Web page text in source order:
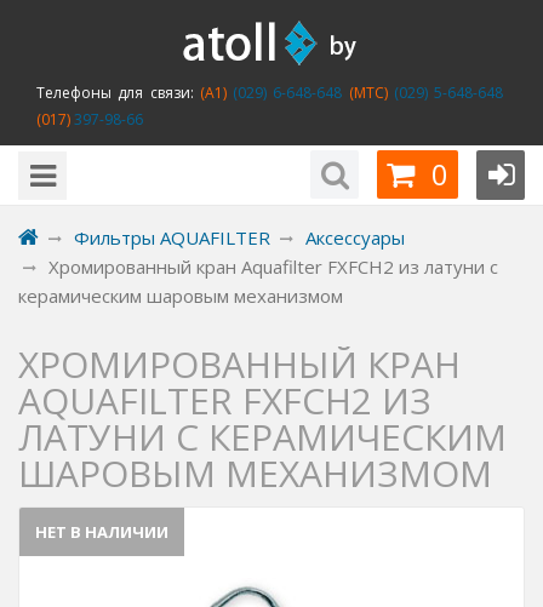
Телефоны для связи: (A1)(029) 6-648-648 (MTC)(029) 5-648-648
(017)397-98-66
0
Фильтры AQUAFILTER
Аксессуары
Хромированный кран Aquafilter FXFCH2 из латуни с
керамическим шаровым механизмом
ХРОМИРОВАННЫЙ КРАН
AQUAFILTER FXFCH2 ИЗ
ЛАТУНИ С КЕРАМИЧЕСКИМ
ШАРОВЫМ МЕХАНИЗМОМ
НЕТ В НАЛИЧИИ